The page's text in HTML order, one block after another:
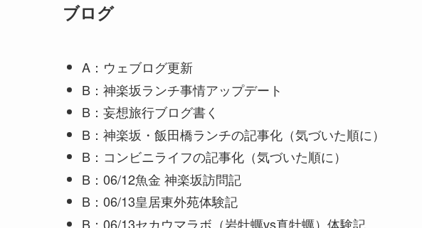
ブログ
A：ウェブログ更新
B：神楽坂ランチ事情アップデート
B：妄想旅行ブログ書く
B：神楽坂・飯田橋ランチの記事化（気づいた順に）
B：コンビニライフの記事化（気づいた順に）
B：06/12魚金 神楽坂訪問記
B：06/13皇居東外苑体験記
B：06/13セカウマラボ（岩牡蠣vs真牡蠣）体験記